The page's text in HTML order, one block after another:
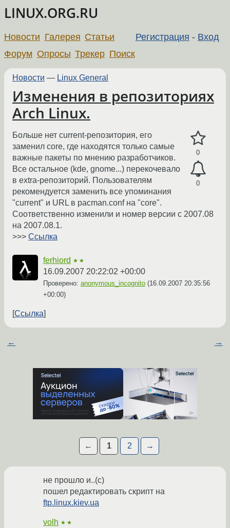
LINUX.ORG.RU
Регистрация - Вход
Новости Галерея Статьи
Форум Опросы Трекер Поиск
Новости — Linux General
Изменения в репозиториях
Arch Linux.
0
0
Больше нет current-репозитория, его
заменил core, где находятся только самые
важные пакеты по мнению разработчиков.
Все остальное (kde, gnome...) перекочевало
в extra-репозиторий. Пользователям
рекомендуется заменить все упоминания
"current" и URL в pacman.conf на "core".
Соответственно изменили и номер версии с 2007.08
на 2007.08.1.
>>> Ссылка
ferhiord ★★
16.09.2007 20:22:02 +00:00
Проверено: anonymous_incognito (16.09.2007 20:35:56
+00:00)
Ссылка
← →
← 1 2 →
не прошло и..(с)
пошел редактировать скрипт на
ftp.linux.kiev.ua
volh ★★